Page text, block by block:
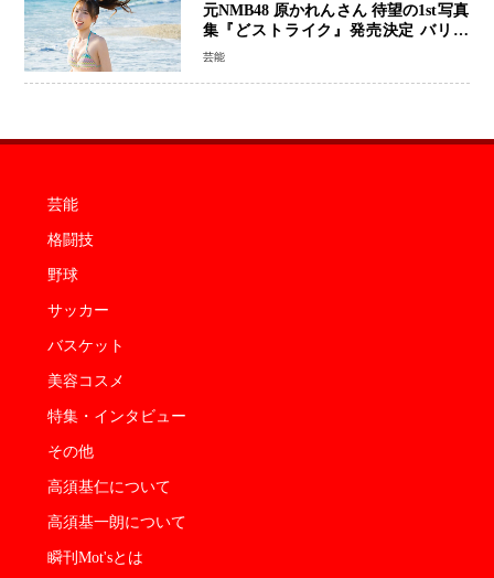
元NMB48 原かれんさん 待望の1st写真
集『どストライク』発売決定 バリで
魅せる25歳の新境地
芸能
芸能
格闘技
野球
サッカー
バスケット
美容コスメ
特集・インタビュー
その他
高須基仁について
高須基一朗について
瞬刊Mot'sとは